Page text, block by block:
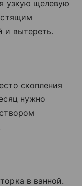
узкую щелевую
и вытереть.
скопления
нужно
в ванной.